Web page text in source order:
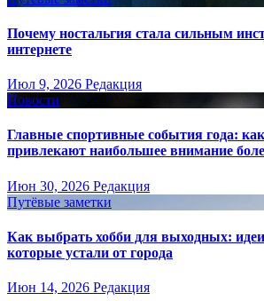
Почему ностальгия стала сильным
интернете
Июл 9, 2026 Редакция
Новости
Главные спортивные события года:
привлекают наибольшее внимание
Июн 30, 2026 Редакция
Путёвые заметки
Как выбрать хобби для выходных:
которые устали от города
Июн 14, 2026 Редакция